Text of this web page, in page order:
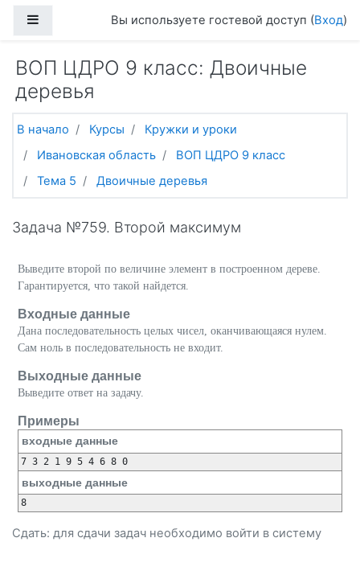
Боковая панельВы используете гостевой доступ (Вход)
ВОП ЦДРО 9 класс: Двоичные
деревья
В начало Курсы
Кружки и уроки
Ивановская область
ВОП ЦДРО 9 класс
Тема 5
Двоичные деревья
Задача №759. Второй максимум
Выведите второй по величине элемент в построенном дереве.
Гарантируется, что такой найдется.
Входные данные
Дана последовательность целых чисел, оканчивающаяся нулем.
Сам ноль в последовательность не входит.
Выходные данные
Выведите ответ на задачу.
Примеры
входные данные
выходные данные
Сдать: для сдачи задач необходимо войти в систему